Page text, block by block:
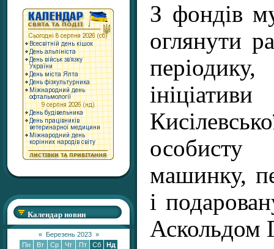
Календар новин
« Березень 2023 »
Пн
Вт Ср Чт Пт Сб
Нд
З фондів
оглянути
машинку,
і
Аскольдом